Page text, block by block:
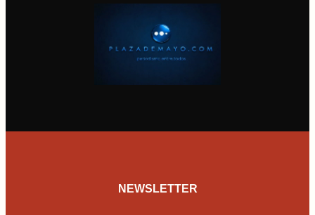
NEWSLETTER